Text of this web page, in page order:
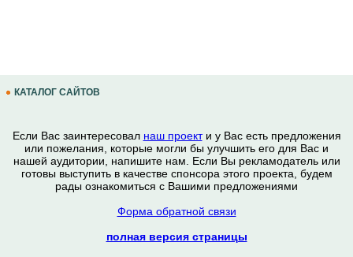
КАТАЛОГ САЙТОВ
Если Вас заинтересовал наш проекти у Вас есть предложения
или пожелания, которые могли бы улучшить его для Вас и
нашей аудитории, напишите нам. Если Вы рекламодатель или
готовы выступить в качестве спонсора этого проекта, будем
рады ознакомиться с Вашими предложениями
Форма обратной связи
полная версия страницы